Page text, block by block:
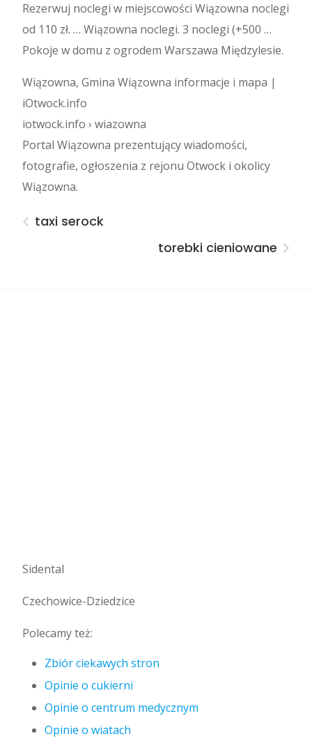
Rezerwuj noclegi w miejscowości Wiązowna noclegi
od 110 zł. … Wiązowna noclegi. 3 noclegi (+500 …
Pokoje w domu z ogrodem Warszawa Międzylesie.
Wiązowna, Gmina Wiązowna informacje i mapa |
iOtwock.info
iotwock.info › wiazowna
Portal Wiązowna prezentujący wiadomości,
fotografie, ogłoszenia z rejonu Otwock i okolicy
Wiązowna.
taxi serock
torebki cieniowane
Sidental
Czechowice-Dziedzice
Polecamy też:
Zbiór ciekawych stron
Opinie o cukierni
Opinie o centrum medycznym
Opinie o wiatach